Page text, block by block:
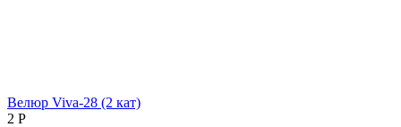
Велюр Viva-28 (2 кат)
2 Р